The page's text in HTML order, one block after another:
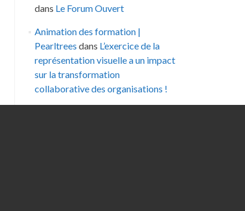
dans Le Forum Ouvert
Animation des formation |
Pearltrees dans L’exercice de la
représentation visuelle a un impact
sur la transformation
collaborative des organisations !